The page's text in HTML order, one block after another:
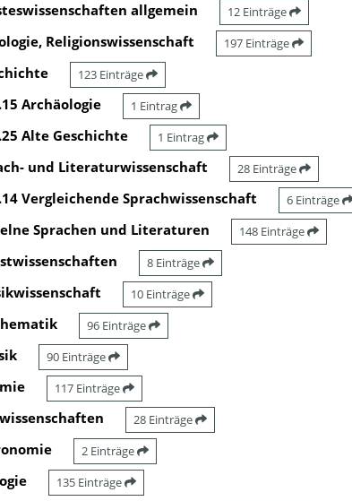
allgemein 12 Einträge
Religionswissenschaft 197 Einträge
123 Einträge
Archäologie 1 Eintrag
Alte Geschichte 1 Eintrag
und Literaturwissenschaft 28 Einträge
Vergleichende Sprachwissenschaft 6 Einträge
Sprachen und Literaturen 148 Einträge
8 Einträge
10 Einträge
96 Einträge
90 Einträge
117 Einträge
28 Einträge
2 Einträge
135 Einträge